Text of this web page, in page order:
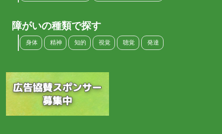
障がいの種類で探す
身体 精神 知的 視覚 聴覚 発達